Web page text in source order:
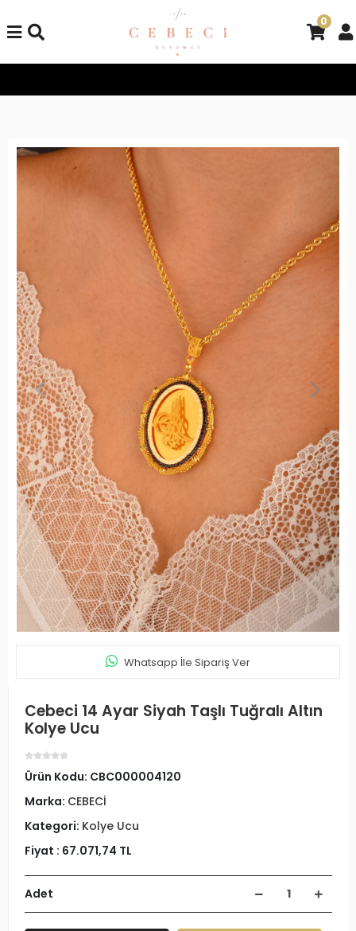
0
Whatsapp İle Sipariş Ver
Cebeci 14 Ayar Siyah Taşlı Tuğralı Altın
Kolye Ucu
Ürün Kodu: CBC000004120
Marka: CEBECİ
Kategori: Kolye Ucu
Fiyat : 67.071,74 TL
Adet